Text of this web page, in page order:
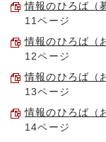
情報のひろば（
11ページ
情報のひろば（
12ページ
情報のひろば（
13ページ
情報のひろば（
14ページ